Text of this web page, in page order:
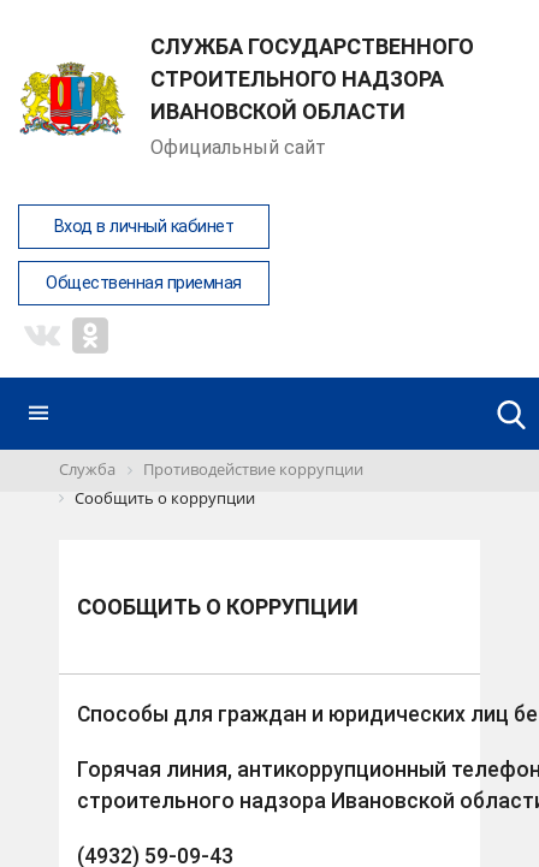
СЛУЖБА ГОСУДАРСТВЕННОГО
СТРОИТЕЛЬНОГО НАДЗОРА
ИВАНОВСКОЙ ОБЛАСТИ
Официальный сайт
Вход в личный кабинет
Общественная приемная
Служба
Противодействие коррупции
Сообщить о коррупции
СООБЩИТЬ О КОРРУПЦИИ
Способы для граждан и юридических лиц
Горячая линия, антикоррупционный
строительного надзора Ивановской
(4932) 59-09-43